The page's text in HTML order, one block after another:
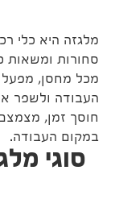
מלגזה היא כלי
סחורות ומשאות
מכל מחסן, מפעל
העבודה ולשפר
חוסך זמן,
במקום העבודה.
סוגי